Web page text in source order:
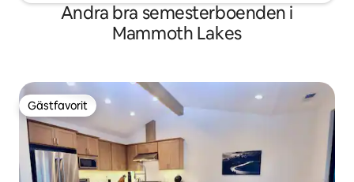
Andra bra semesterboenden i
Mammoth Lakes
Gästfavorit
Gästfavorit